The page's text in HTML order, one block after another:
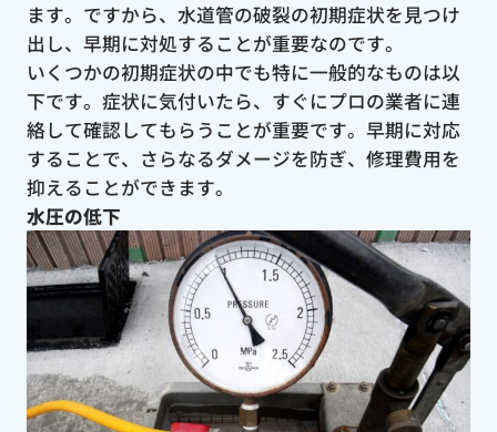
ます。ですから、水道管の破裂の初期症状を見つけ
出し、早期に対処することが重要なのです。
いくつかの初期症状の中でも特に一般的なものは以
下です。症状に気付いたら、すぐにプロの業者に連
絡して確認してもらうことが重要です。早期に対応
することで、さらなるダメージを防ぎ、修理費用を
抑えることができます。
水圧の低下